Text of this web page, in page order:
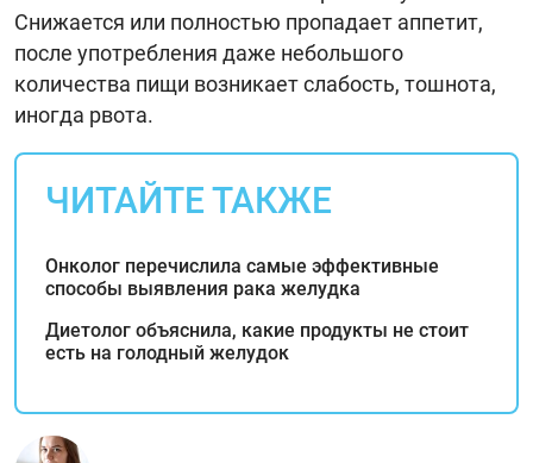
Снижается или полностью пропадает аппетит,
после употребления даже небольшого
количества пищи возникает слабость, тошнота,
иногда рвота.
ЧИТАЙТЕ ТАКЖЕ
Онколог перечислила самые эффективные
способы выявления рака желудка
Диетолог объяснила, какие продукты не стоит
есть на голодный желудок